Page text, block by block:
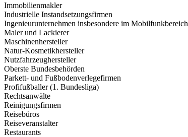
Immobilienmakler
Industrielle Instandsetzungsfirmen
Ingenieurunternehmen insbesondere im Mobilfunkbereich
Maler und Lackierer
Maschinenhersteller
Natur-Kosmetikhersteller
Nutzfahrzeughersteller
Oberste Bundesbehörden
Parkett- und Fußbodenverlegefirmen
Profifußballer (1. Bundesliga)
Rechtsanwälte
Reinigungsfirmen
Reisebüros
Reiseveranstalter
Restaurants